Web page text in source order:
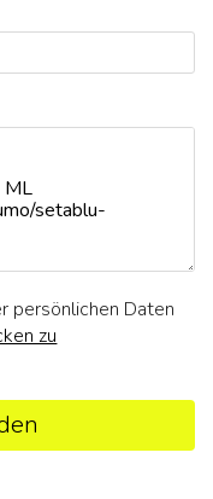
persönlichen Daten
zu